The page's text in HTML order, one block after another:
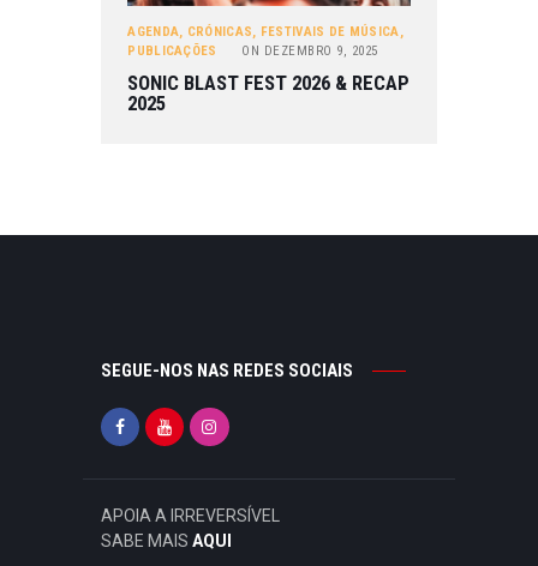
AGENDA, CRÓNICAS, FESTIVAIS DE MÚSICA,
PUBLICAÇÕES
ON DEZEMBRO 9, 2025
SONIC BLAST FEST 2026 & RECAP
2025
SEGUE-NOS NAS REDES SOCIAIS
APOIA A IRREVERSÍVEL
SABE MAIS AQUI